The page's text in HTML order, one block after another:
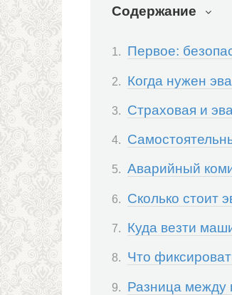
Содержание
Первое:
Когда нужен
Страховая и
Аварийный
Сколько стоит
Куда везти
Что
Разница между